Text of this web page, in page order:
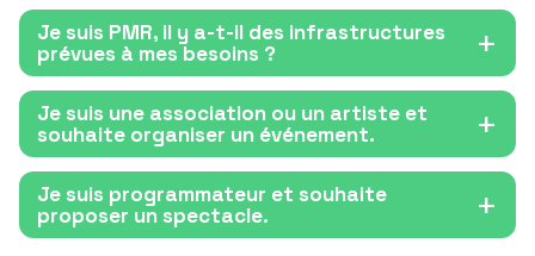
Je suis PMR, il y a-t-il des infrastructures
prévues à mes besoins ?
Je suis une association ou un artiste et
souhaite organiser un événement.
Je suis programmateur et souhaite
proposer un spectacle.